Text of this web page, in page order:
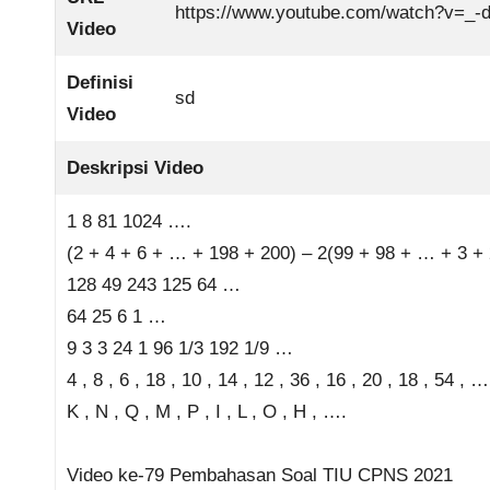
Video
https://www.youtube.com/watch?v=_-
Definisi
Video
sd
Deskripsi Video
1 8 81 1024 ….
(2 + 4 + 6 + … + 198 + 200) – 2(99 + 98 + … + 3
128 49 243 125 64 …
64 25 6 1 …
9 3 3 24 1 96 1/3 192 1/9 …
4 , 8 , 6 , 18 , 10 , 14 , 12 , 36 , 16 , 20 , 18 , 54 ,
K , N , Q , M , P , I , L , O , H , ….
Video ke-79 Pembahasan Soal TIU CPNS 2021